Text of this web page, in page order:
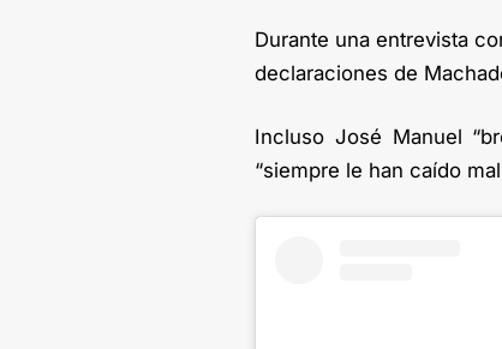
Durante una entrevista
declaraciones de
Incluso José Manuel
“siempre le han caído